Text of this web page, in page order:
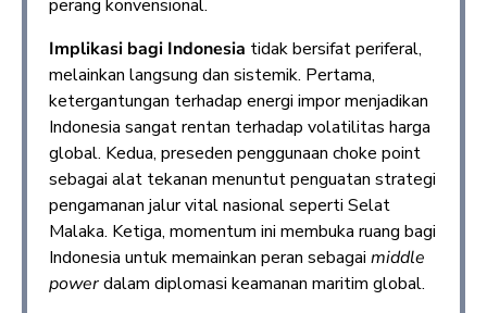
perang konvensional.
Implikasi bagi Indonesia tidak bersifat periferal,
melainkan langsung dan sistemik. Pertama,
ketergantungan terhadap energi impor menjadikan
Indonesia sangat rentan terhadap volatilitas harga
global. Kedua, preseden penggunaan choke point
sebagai alat tekanan menuntut penguatan strategi
pengamanan jalur vital nasional seperti Selat
Malaka. Ketiga, momentum ini membuka ruang bagi
Indonesia untuk memainkan peran sebagai middle
powerdalam diplomasi keamanan maritim global.